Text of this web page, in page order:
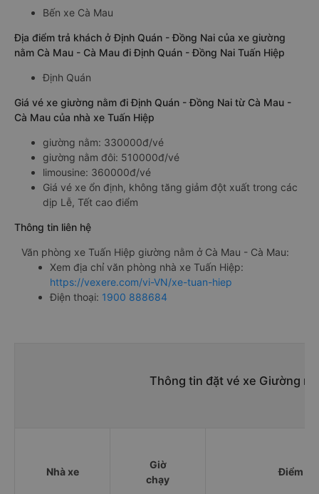
Bến xe Cà Mau
Địa điểm trả khách ở Định Quán - Đồng Nai của xe giường
nằm Cà Mau - Cà Mau đi Định Quán - Đồng Nai Tuấn Hiệp
Định Quán
Giá vé xe giường nằm đi Định Quán - Đồng Nai từ Cà Mau -
Cà Mau của nhà xe Tuấn Hiệp
giường nằm: 330000đ/vé
giường nằm đôi: 510000đ/vé
limousine: 360000đ/vé
Giá vé xe ổn định, không tăng giảm đột xuất trong các
dịp Lễ, Tết cao điểm
Thông tin liên hệ
Văn phòng xe Tuấn Hiệp giường nằm ở Cà Mau - Cà Mau:
Xem địa chỉ văn phòng nhà xe Tuấn Hiệp:
https://vexere.com/vi-VN/xe-tuan-hiep
Điện thoại: 1900 888684
Thông tin đặt vé xe Giường
Nhà xe
Giờ
chạy
Điểm đi